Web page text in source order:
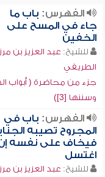
الفهرس: باب ما
جاء في المسح على
الخفين
للشيخ: عبد العزيز بن
الطريفي
جزء من محاضرة ( أبواب
وسننها [3])
الفهرس: باب في
المجروح تصيبه
فيخاف على نفسه
اغتسل
للشيخ: عبد العزيز بن